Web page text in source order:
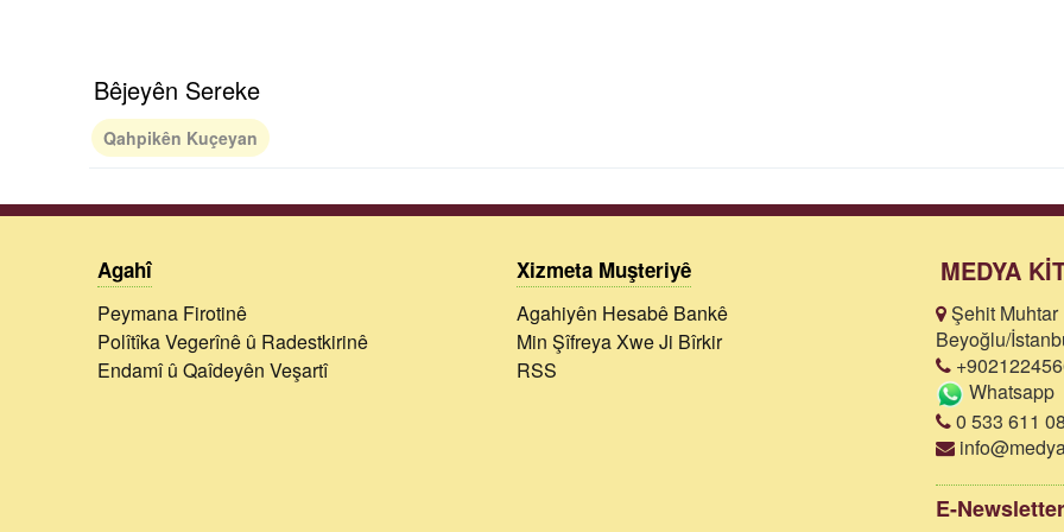
Bêjeyên Sereke
Qahpikên Kuçeyan
Agahî
Peymana Firotinê
Polîtîka Vegerînê û Radestkirinê
Endamî û Qaîdeyên Veşartî
Xizmeta Muşteriyê
Agahiyên Hesabê Bankê
Min Şîfreya Xwe Ji Bîrkir
RSS
MEDYA
Şehit Muhtar
Beyoğlu/
Whatsapp
0 533 611
E-Newsletter